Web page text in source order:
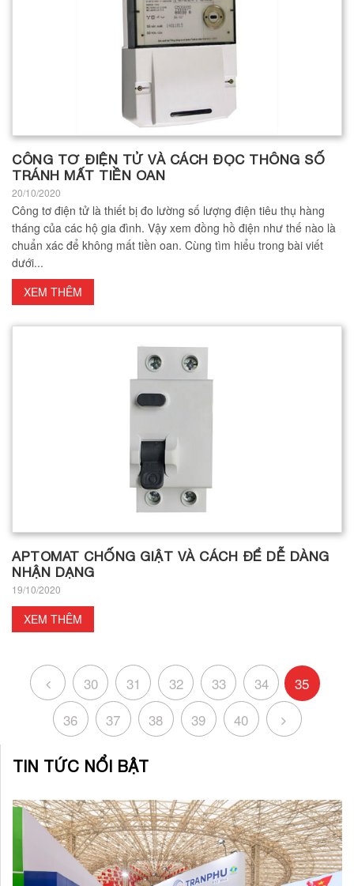
CÔNG TƠ ĐIỆN TỬ VÀ CÁCH ĐỌC THÔNG SỐ
TRÁNH MẤT TIỀN OAN
20/10/2020
Công tơ điện tử là thiết bị đo lường số lượng điện tiêu thụ hàng
tháng của các hộ gia đình. Vậy xem đồng hồ điện như thế nào là
chuẩn xác để không mất tiền oan. Cùng tìm hiểu trong bài viết
dưới...
XEM THÊM
APTOMAT CHỐNG GIẬT VÀ CÁCH ĐỂ DỄ DÀNG
NHẬN DẠNG
19/10/2020
XEM THÊM
30 31 32 33 34
35
36
37 38 39 40
TIN TỨC NỔI BẬT